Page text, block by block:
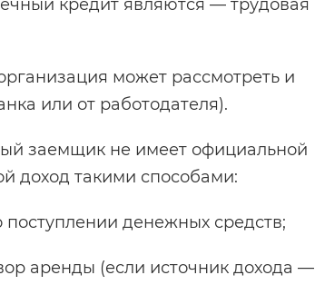
кредит являются — трудовая
может рассмотреть и
или от работодателя).
заемщик не имеет официальной
доход такими способами:
поступлении денежных средств;
аренды (если источник дохода —